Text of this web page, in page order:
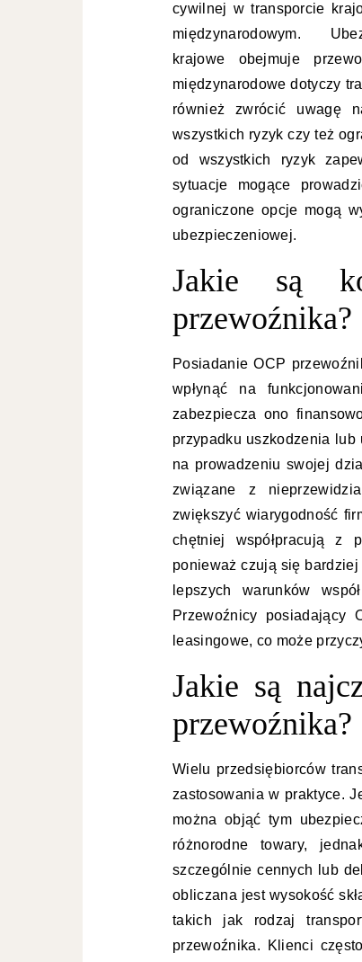
cywilnej w transporcie
międzynarodowym.
krajowe obejmuje
międzynarodowe dotyczy
również zwrócić uwagę
wszystkich ryzyk czy też
od wszystkich ryzyk
sytuacje mogące
ograniczone opcje mogą
ubezpieczeniowej.
Jakie są
przewoźnika?
Posiadanie OCP
wpłynąć na
zabezpiecza ono
przypadku uszkodzenia lub
na prowadzeniu swojej
związane z
zwiększyć wiarygodność
chętniej współpracują z
ponieważ czują się
lepszych warunków
Przewoźnicy posiadający
leasingowe, co może
Jakie są
przewoźnika?
Wielu przedsiębiorców
zastosowania w praktyce.
można objąć tym
różnorodne towary,
szczególnie cennych lub
obliczana jest wysokość
takich jak rodzaj
przewoźnika. Klienci